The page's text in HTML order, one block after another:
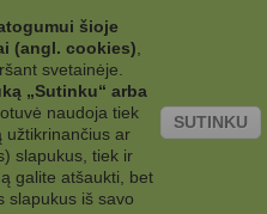
šioje
(angl. cookies)
svetainėje.
„Sutinku“ arba
naudoja tiek
užtikrinančius ar
slapukus, tiek ir
galite atšaukti, bet
slapukus iš savo
SUTINKU